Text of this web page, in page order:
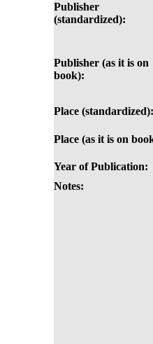
Publisher
(standardized):
Publisher (as it is on
book):
Place (standardized):
Place (as it is on
Year of Publication:
Notes: